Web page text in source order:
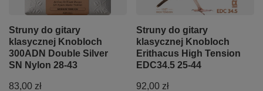
Struny do gitary
klasycznej Knobloch
300ADN Double Silver
SN Nylon 28-43
83,00 zł
Struny do gitary
klasycznej Knobloch
Erithacus High Tension
EDC34.5 25-44
92,00 zł